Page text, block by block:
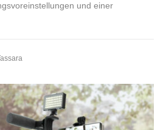
und einer